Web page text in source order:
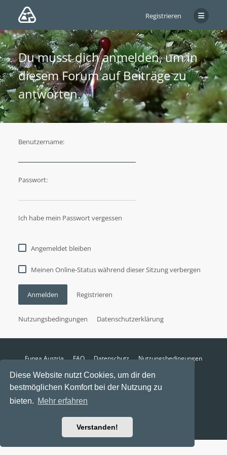
Diese Website nutzt Cookies, um dir den
bestmöglichen Komfort bei der Nutzung zu
bieten. Mehr erfahren
Verstanden!
Registrieren
Du musst dich anmelden, um in
diesem Forum auf Beiträge zu
antworten.
Benutzername:
Passwort:
Ich habe mein Passwort vergessen
Angemeldet bleiben
Meinen Online-Status während dieser Sitzung verbergen
Anmelden Registrieren
Nutzungsbedingungen Datenschutzerklärung
Funga Austria FAQ Datenschutz
Nutzungsbedingungen
Alle Zeiten sindUTC+02:00
Aktuelle Zeit: 6. August 2026, 13:14
Powered byphpBB
Ravaio Theme byGramziu